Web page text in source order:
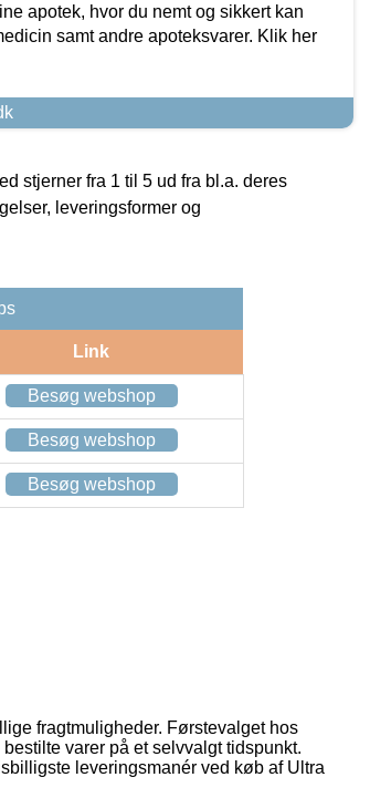
apotek, hvor du nemt og sikkert kan
samt andre apoteksvarer. Klik her
stjerner fra 1 til 5 ud fra bl.a. deres
leveringsformer og
Link
Besøg webshop
Besøg webshop
Besøg webshop
fragtmuligheder. Førstevalget hos
varer på et selvvalgt tidspunkt.
leveringsmanér ved køb af Ultra